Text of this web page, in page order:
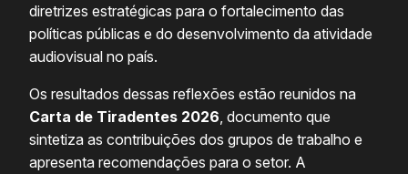
diretrizes estratégicas para o fortalecimento das
políticas públicas e do desenvolvimento da atividade
audiovisual no país.
Os resultados dessas reflexões estão reunidos na
Carta de Tiradentes 2026 , documento que
sintetiza as contribuições dos grupos de trabalho e
apresenta recomendações para o setor. A